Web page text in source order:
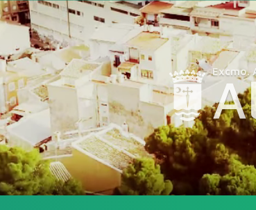
Excmo.